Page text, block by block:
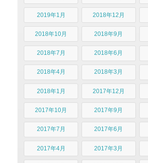
2019年1月 2018年12月
2018年10月 2018年9月
2018年7月 2018年6月
2018年4月 2018年3月
2018年1月 2017年12月
2017年10月 2017年9月
2017年7月 2017年6月
2017年4月 2017年3月